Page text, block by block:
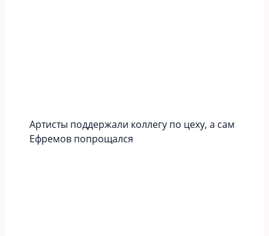
Артисты поддержали коллегу по цеху, а сам
Ефремов попрощался